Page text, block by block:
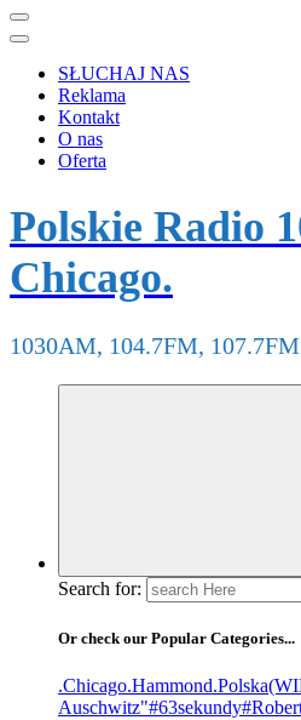
SŁUCHAJ NAS
Reklama
Kontakt
O nas
Oferta
Polskie Radio
Chicago.
1030AM, 104.7FM, 107.7FM
Search for:
Or check our Popular Categories...
.Chicago.Hammond.Polska
Auschwitz"#63sekundy